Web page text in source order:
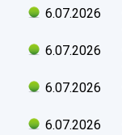
6.07.2026
6.07.2026
6.07.2026
6.07.2026